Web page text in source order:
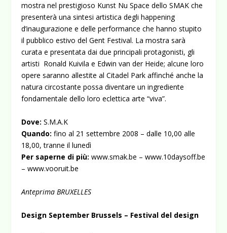
mostra nel prestigioso Kunst Nu Space dello SMAK che
presenterà una sintesi artistica degli happening
d’inaugurazione e delle performance che hanno stupito
il pubblico estivo del Gent Festival. La mostra sarà
curata e presentata dai due principali protagonisti, gli
artisti Ronald Kuivila e Edwin van der Heide; alcune loro
opere saranno allestite al Citadel Park affinché anche la
natura circostante possa diventare un ingrediente
fondamentale dello loro eclettica arte “viva”.
Dove: S.M.A.K
Quando: fino al 21 settembre 2008 – dalle 10,00 alle
18,00, tranne il lunedì
Per saperne di più: www.smak.be – www.10daysoff.be
– www.vooruit.be
Anteprima BRUXELLES
Design September Brussels – Festival del design